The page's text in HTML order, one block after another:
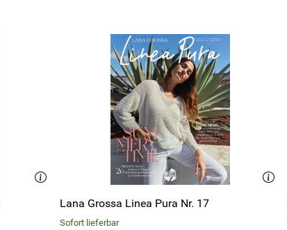
Lana Grossa Linea Pura Nr. 17
Sofort lieferbar